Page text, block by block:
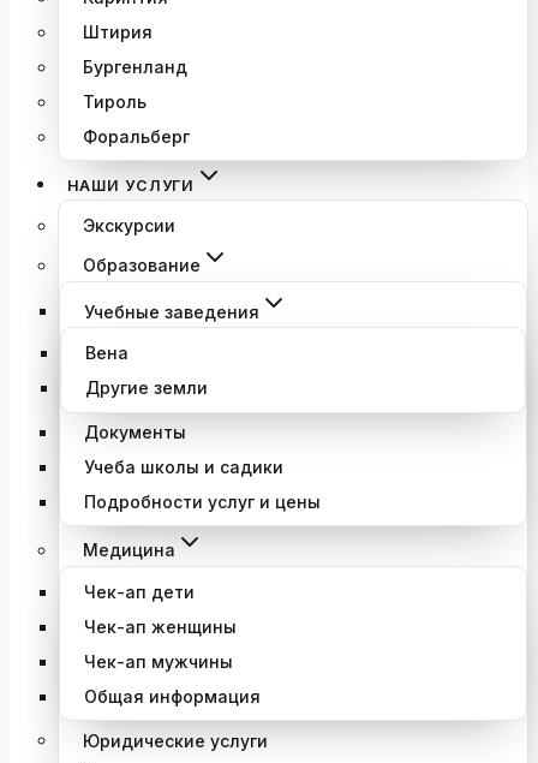
Штирия
Бургенланд
Тироль
Форальберг
НАШИ УСЛУГИ
Экскурсии
Образование
Учебные заведения
Вена
Другие земли
Документы
Учеба школы и садики
Подробности услуг и цены
Медицина
Чек-ап дети
Чек-ап женщины
Чек-ап мужчины
Общая информация
Юридические услуги